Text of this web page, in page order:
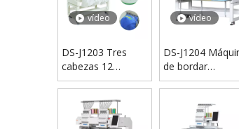
vídeo
DS-J1203 Tres
cabezas 12
Máquina de
vídeo
DS-J1204
de bordar
camisetas con
12 agujas